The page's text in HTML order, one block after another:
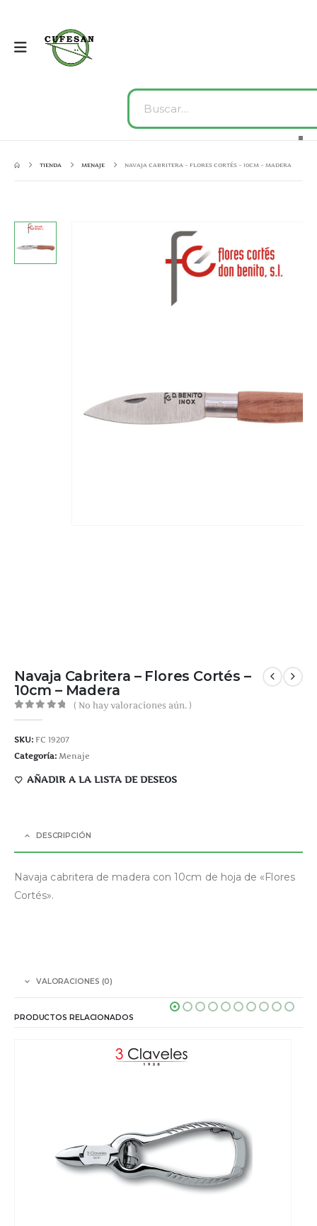
TIENDA MENAJE NAVAJA CABRITERA – FLORES CORTÉS – 10CM – MADERA
Navaja Cabritera – Flores Cortés –
10cm – Madera
( No hay valoraciones aún. )
SKU: FC 19207
Categoría: Menaje
AÑADIR A LA LISTA DE DESEOS
DESCRIPCIÓN
Navaja cabritera de madera con 10cm de hoja de «Flores
Cortés».
VALORACIONES (0)
PRODUCTOS RELACIONADOS